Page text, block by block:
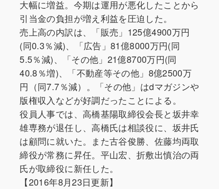
大幅に増益。今期は運用が悪化したことから
引当金の負担が増え利益を圧迫した。
売上高の内訳は、「販売」125億4900万円
(同0.3％減)、「広告」81億8000万円(同
5.5％減)、「その他」21億8700万円(同
40.8％増)、「不動産等その他」8億2500万
円（同7.7％減）。「その他」はdマガジンや
版権収入などが好調だったことによる。
役員人事では、高橋基陽取締役会長と坂井幸
雄専務が退任し、高橋氏は相談役に、坂井氏
は顧問に就いた。また古谷俊勝、佐藤均両取
締役が常務に昇任。平山宏、折敷出慎治の両
氏が取締役に新任した。
【2016年8月23日更新】